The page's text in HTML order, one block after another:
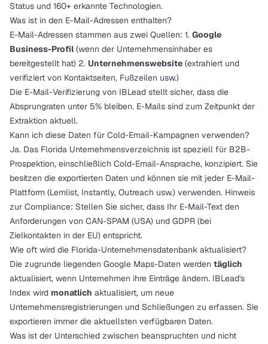
Status und 160+ erkannte Technologien.
Was ist in den E-Mail-Adressen enthalten?
E-Mail-Adressen stammen aus zwei Quellen: 1. Google
Business-Profil(wenn der Unternehmensinhaber es
bereitgestellt hat) 2. Unternehmenswebsite (extrahiert und
verifiziert von Kontaktseiten, Fußzeilen usw.)
Die E-Mail-Verifizierung von IBLead stellt sicher, dass die
Absprungraten unter 5% bleiben. E-Mails sind zum Zeitpunkt der
Extraktion aktuell.
Kann ich diese Daten für Cold-Email-Kampagnen verwenden?
Ja. Das Florida Unternehmensverzeichnis ist speziell für B2B-
Prospektion, einschließlich Cold-Email-Ansprache, konzipiert. Sie
besitzen die exportierten Daten und können sie mit jeder E-Mail-
Plattform (Lemlist, Instantly, Outreach usw.) verwenden. Hinweis
zur Compliance: Stellen Sie sicher, dass Ihr E-Mail-Text den
Anforderungen von CAN-SPAM (USA) und GDPR (bei
Zielkontakten in der EU) entspricht.
Wie oft wird die Florida-Unternehmensdatenbank aktualisiert?
Die zugrunde liegenden Google Maps-Daten werden täglich
aktualisiert, wenn Unternehmen ihre Einträge ändern. IBLead's
Index wird monatlich aktualisiert, um neue
Unternehmensregistrierungen und Schließungen zu erfassen. Sie
exportieren immer die aktuellsten verfügbaren Daten.
Was ist der Unterschied zwischen beanspruchten und nicht